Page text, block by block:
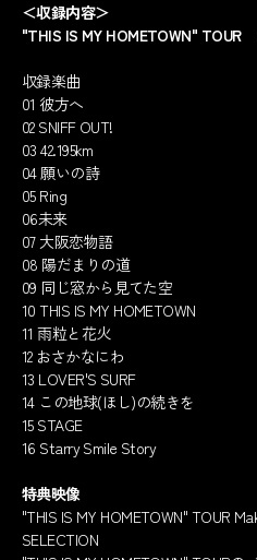
＜収録内容＞
"THIS IS MY HOMETOWN" TOUR
収録楽曲
01 彼方へ
02 SNIFF OUT!
03 42.195km
04 願いの詩
05 Ring
06未来
07 大阪恋物語
08 陽だまりの道
09 同じ窓から見てた空
10 THIS IS MY HOMETOWN
11 雨粒と花火
12 おさかなにわ
13 LOVER'S SURF
14 この地球(ほし)の続きを
15 STAGE
16 Starry Smile Story
特典映像
"THIS IS MY HOMETOWN" TOUR
SELECTION